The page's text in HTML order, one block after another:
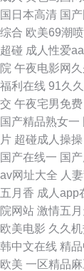
免费 亚洲日韩
利 人妖av网址
超碰成人影视 老
人影在线观看 黑
AV 高清伦理 久
精品国产一区 亚
AV网站 日韩黄
永久视频 五月
国日本高清 国
综合 欧美69潮喷
超碰 成人性爱
院 午夜电影网久
福利在线 91久
交 午夜宅男免费
国产精品熟女一
片 超碰成人操操
国产在线一 国
av网址大全 人
五月香 成人app
院网站 激情五
欧美电影 久久
韩中文在线 精
欧美 一区精品